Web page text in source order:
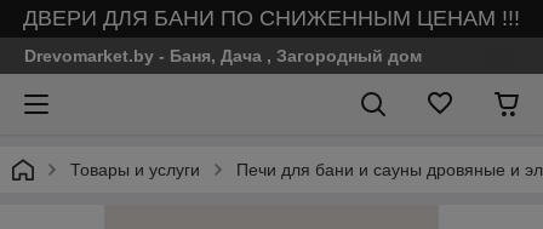
ДВЕРИ ДЛЯ БАНИ ПО СНИЖЕННЫМ ЦЕНАМ !!!
Drevomarket.by - Баня, Дача , Загородный дом
Товары и услуги Печи для бани и сауны дровяные и